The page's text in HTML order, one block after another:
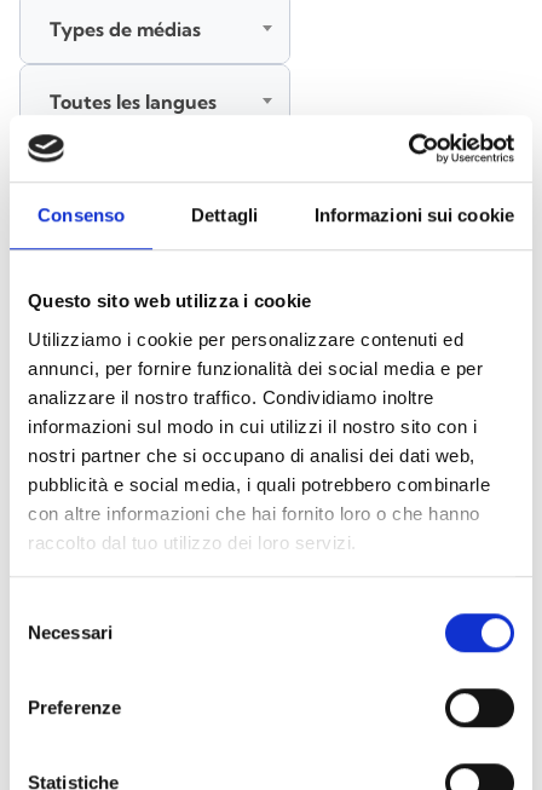
Consenso Dettagli Informazioni sui cookie
Questo sito web utilizza i cookie
Utilizziamo i cookie per personalizzare contenuti ed
annunci, per fornire funzionalità dei social media e per
analizzare il nostro traffico. Condividiamo inoltre
informazioni sul modo in cui utilizzi il nostro sito con i
nostri partner che si occupano di analisi dei dati web,
pubblicità e social media, i quali potrebbero combinarle
con altre informazioni che hai fornito loro o che hanno
raccolto dal tuo utilizzo dei loro servizi.
delNecessari
Preferenze
Statistiche
Accessoires pour socles EB00 - Matériaux (47)
Accessoires pour les tests des détecteurs -
Matériaux(6)
Accessoires pour détecteurs Enea - Matériaux (35)
Accessoires Senseware
Accessoires de la série Industrial - Matériaux(17)
Documents(6992)
Tout sélectionner
marqués par une icône lock
Types de médias
Toutes les langues
RECHERCHER
EFFACER LES FILTRES